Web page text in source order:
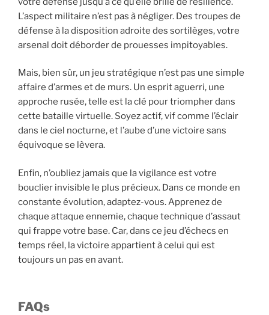
L’aspect militaire n’est pas à négliger. Des troupes de
défense à la disposition adroite des sortilèges, votre
arsenal doit déborder de prouesses impitoyables.
Mais, bien sûr, un jeu stratégique n’est pas une simple
affaire d’armes et de murs. Un esprit aguerri, une
approche rusée, telle est la clé pour triompher dans
cette bataille virtuelle. Soyez actif, vif comme l’éclair
dans le ciel nocturne, et l’aube d’une victoire sans
équivoque se lèvera.
Enfin, n’oubliez jamais que la vigilance est votre
bouclier invisible le plus précieux. Dans ce monde en
constante évolution, adaptez-vous. Apprenez de
chaque attaque ennemie, chaque technique d’assaut
qui frappe votre base. Car, dans ce jeu d’échecs en
temps réel, la victoire appartient à celui qui est
toujours un pas en avant.
FAQs